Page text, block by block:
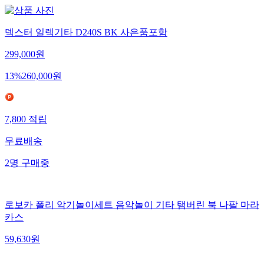
덱스터 일렉기타 D240S BK 사은품포함
299,000원
13%260,000원
7,800적립
무료배송
2명구매중
로보카 폴리 악기놀이세트 음악놀이 기타 탬버린 북 나팔 마라
카스
59,630원